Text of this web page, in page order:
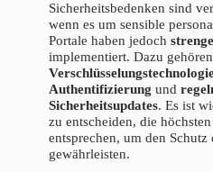
Sicherheitsbedenken sind
wenn es um sensible
Portale haben jedoch
implementiert. Dazu gehören
Authentifizierung und
Sicherheitsupdates. Es ist
zu entscheiden, die
entsprechen, um den Schutz
gewährleisten.